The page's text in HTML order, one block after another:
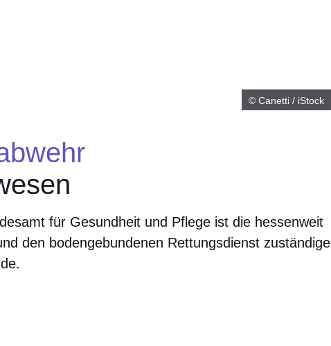
© Canetti / iStock
für Gesundheit und Pflege ist die hessenweit
den bodengebundenen Rettungsdienst zuständige